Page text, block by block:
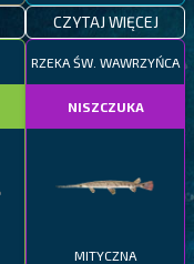
CZYTAJ WIĘCEJ
RZEKA ŚW. WAWRZYŃCA
NISZCZUKA
MITYCZNA